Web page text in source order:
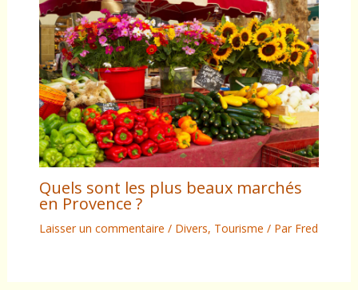
Quels sont les plus beaux marchés
en Provence ?
Laisser un commentaire / Divers, Tourisme / Par Fred